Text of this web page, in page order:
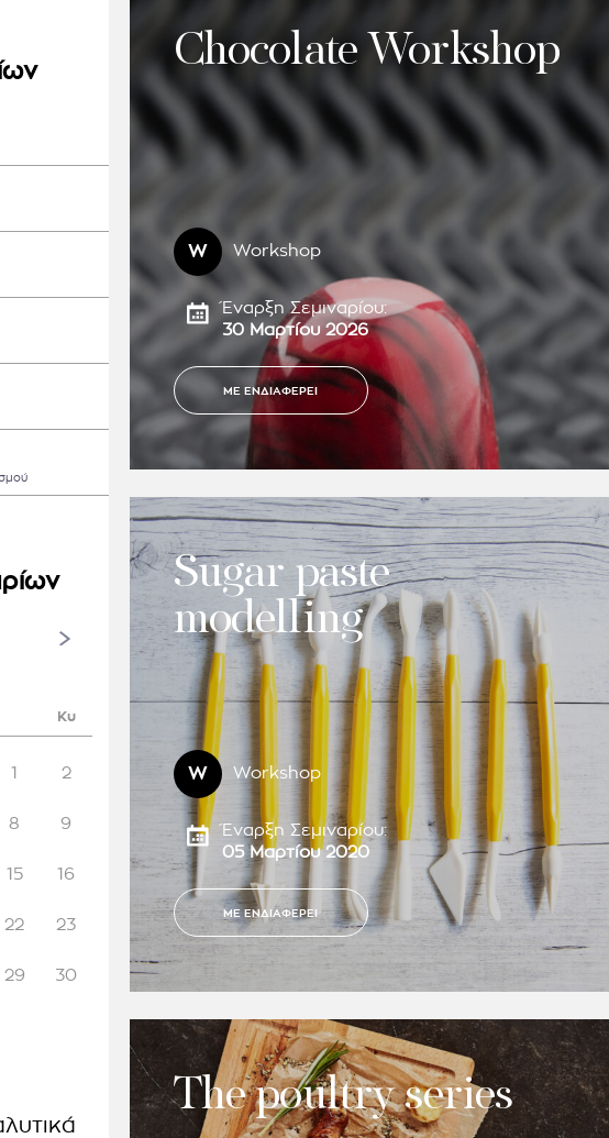
Κυ
1 2
8 9
15 16
22 23
29 30
Chocolate Workshop
W Workshop
Έναρξη Σεμιναρίου:
30 Μαρτίου 2026
ΜΕ ΕΝΔΙΑΦΕΡΕΙ
Sugar paste
modelling
W Workshop
Έναρξη Σεμιναρίου:
05 Μαρτίου 2020
ΜΕ ΕΝΔΙΑΦΕΡΕΙ
The poultry series